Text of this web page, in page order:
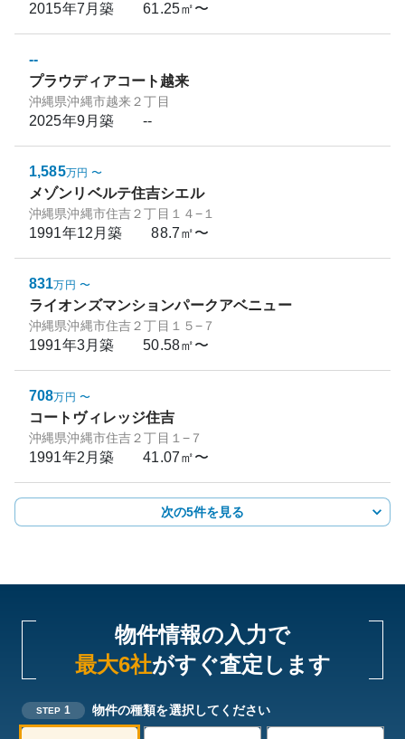
2015年7月築 61.25㎡〜
--
プラウディアコート越来
沖縄県沖縄市越来２丁目
2025年9月築 --
1,585万円 〜
メゾンリベルテ住吉シエル
沖縄県沖縄市住吉２丁目１４−１
1991年12月築 88.7㎡〜
831万円 〜
ライオンズマンションパークアベニュー
沖縄県沖縄市住吉２丁目１５−７
1991年3月築 50.58㎡〜
708万円 〜
コートヴィレッジ住吉
沖縄県沖縄市住吉２丁目１−７
1991年2月築 41.07㎡〜
次の5件を見る
物件情報の入力で
最大6社がすぐ査定します
STEP 1 物件の種類を選択してください